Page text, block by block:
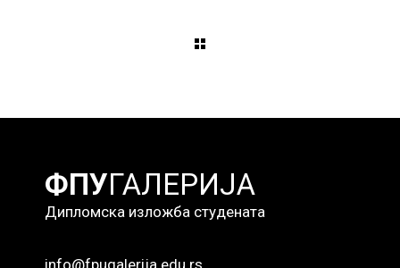
ФПУГАЛЕРИЈА
Дипломска изложба студената
info@fpugalerija.edu.rs